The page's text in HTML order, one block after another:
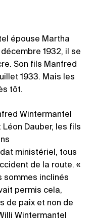
épouse Martha
1932, il se
Son fils Manfred
1933. Mais les
tôt.
Wintermantel
Dauber, les fils
ministériel, tous
de la route. «
sommes inclinés
permis cela,
de paix et non de
Wintermantel